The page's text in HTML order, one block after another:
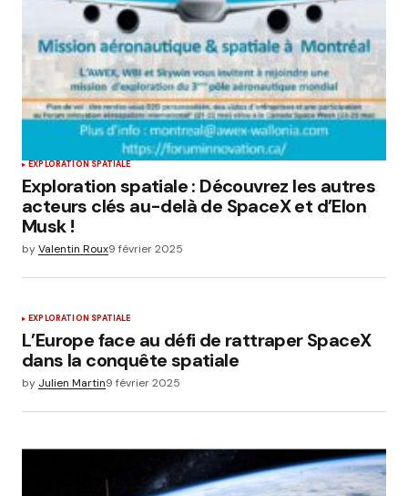
EXPLORATION SPATIALE
Exploration spatiale : Découvrez les autres
acteurs clés au-delà de SpaceX et d’Elon
Musk !
byValentin Roux9 février 2025
EXPLORATION SPATIALE
L’Europe face au défi de rattraper SpaceX
dans la conquête spatiale
by Julien Martin9 février 2025